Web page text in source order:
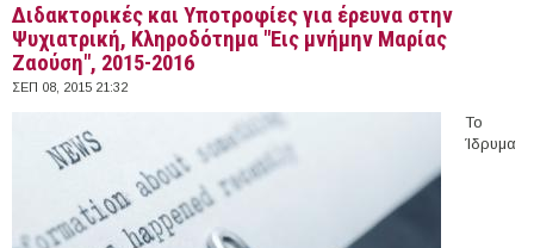
Διδακτορικές και Υποτροφίες για έρευνα στην
Ψυχιατρική, Κληροδότημα "Εις μνήμην Μαρίας
Ζαούση", 2015-2016
ΣΕΠ 08, 2015 21:32
Το
Ίδρυμα